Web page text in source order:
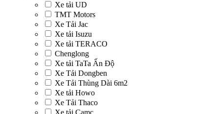
Xe tải UD
TMT Motors
Xe Tải Jac
Xe tải Isuzu
Xe tải TERACO
Chenglong
Xe tải TaTa Ấn Độ
Xe Tải Dongben
Xe Tải Thùng Dài 6m2
Xe tải Howo
Xe Tải Thaco